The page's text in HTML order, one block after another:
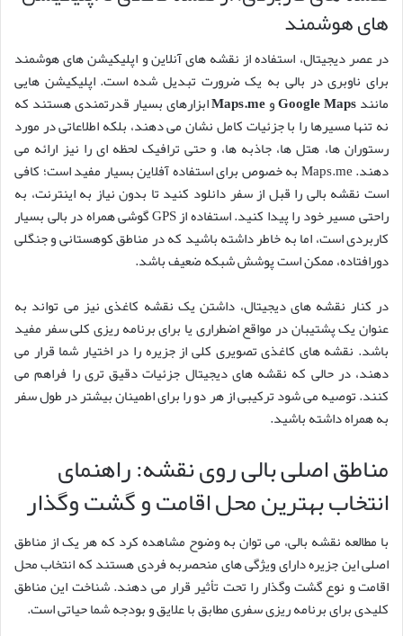
های هوشمند
در عصر دیجیتال، استفاده از نقشه های آنلاین و اپلیکیشن های هوشمند
برای ناوبری در بالی به یک ضرورت تبدیل شده است. اپلیکیشن هایی
مانندGoogle MapsوMaps.meابزارهای بسیار قدرتمندی هستند که
نه تنها مسیرها را با جزئیات کامل نشان می دهند، بلکه اطلاعاتی در مورد
رستوران ها، هتل ها، جاذبه ها، و حتی ترافیک لحظه ای را نیز ارائه می
دهند. Maps.me به خصوص برای استفاده آفلاین بسیار مفید است؛ کافی
است نقشه بالی را قبل از سفر دانلود کنید تا بدون نیاز به اینترنت، به
راحتی مسیر خود را پیدا کنید. استفاده از GPS گوشی همراه در بالی بسیار
کاربردی است، اما به خاطر داشته باشید که در مناطق کوهستانی و جنگلی
دورافتاده، ممکن است پوشش شبکه ضعیف باشد.
در کنار نقشه های دیجیتال، داشتن یک نقشه کاغذی نیز می تواند به
عنوان یک پشتیبان در مواقع اضطراری یا برای برنامه ریزی کلی سفر مفید
باشد. نقشه های کاغذی تصویری کلی از جزیره را در اختیار شما قرار می
دهند، در حالی که نقشه های دیجیتال جزئیات دقیق تری را فراهم می
کنند. توصیه می شود ترکیبی از هر دو را برای اطمینان بیشتر در طول سفر
به همراه داشته باشید.
مناطق اصلی بالی روی نقشه: راهنمای
انتخاب بهترین محل اقامت و گشت وگذار
با مطالعه نقشه بالی، می توان به وضوح مشاهده کرد که هر یک از مناطق
اصلی این جزیره دارای ویژگی های منحصربه فردی هستند که انتخاب محل
اقامت و نوع گشت وگذار را تحت تأثیر قرار می دهند. شناخت این مناطق
کلیدی برای برنامه ریزی سفری مطابق با علایق و بودجه شما حیاتی است.